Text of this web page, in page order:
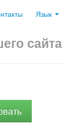
Язык
сайта